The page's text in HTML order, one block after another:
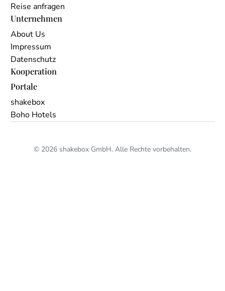
Reise anfragen
Unternehmen
About Us
Impressum
Datenschutz
Kooperation
Portale
shakebox
Boho Hotels
© 2026 shakebox GmbH. Alle Rechte vorbehalten.